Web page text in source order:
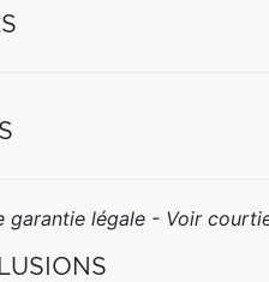
garantie légale - Voir